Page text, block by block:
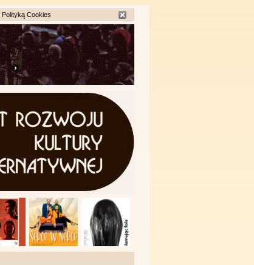
Polityką Cookies